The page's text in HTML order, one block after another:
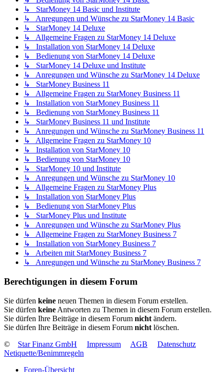
↳ StarMoney 14 Basic und Institute
↳ Anregungen und Wünsche zu StarMoney 14 Basic
↳ StarMoney 14 Deluxe
↳ Allgemeine Fragen zu StarMoney 14 Deluxe
↳ Installation von StarMoney 14 Deluxe
↳ Bedienung von StarMoney 14 Deluxe
↳ StarMoney 14 Deluxe und Institute
↳ Anregungen und Wünsche zu StarMoney 14 Deluxe
↳ StarMoney Business 11
↳ Allgemeine Fragen zu StarMoney Business 11
↳ Installation von StarMoney Business 11
↳ Bedienung von StarMoney Business 11
↳ StarMoney Business 11 und Institute
↳ Anregungen und Wünsche zu StarMoney Business 11
↳ Allgemeine Fragen zu StarMoney 10
↳ Installation von StarMoney 10
↳ Bedienung von StarMoney 10
↳ StarMoney 10 und Institute
↳ Anregungen und Wünsche zu StarMoney 10
↳ Allgemeine Fragen zu StarMoney Plus
↳ Installation von StarMoney Plus
↳ Bedienung von StarMoney Plus
↳ StarMoney Plus und Institute
↳ Anregungen und Wünsche zu StarMoney Plus
↳ Allgemeine Fragen zu StarMoney Business 7
↳ Installation von StarMoney Business 7
↳ Arbeiten mit StarMoney Business 7
↳ Anregungen und Wünsche zu StarMoney Business 7
Berechtigungen in diesem Forum
Sie dürfen keine neuen Themen in diesem Forum erstellen.
Sie dürfen keine Antworten zu Themen in diesem Forum erstellen.
Sie dürfen Ihre Beiträge in diesem Forum nicht ändern.
Sie dürfen Ihre Beiträge in diesem Forum nicht löschen.
©
Star Finanz GmbH Impressum AGB
Datenschutz
Netiquette/Benimmregeln
Foren-Übersicht